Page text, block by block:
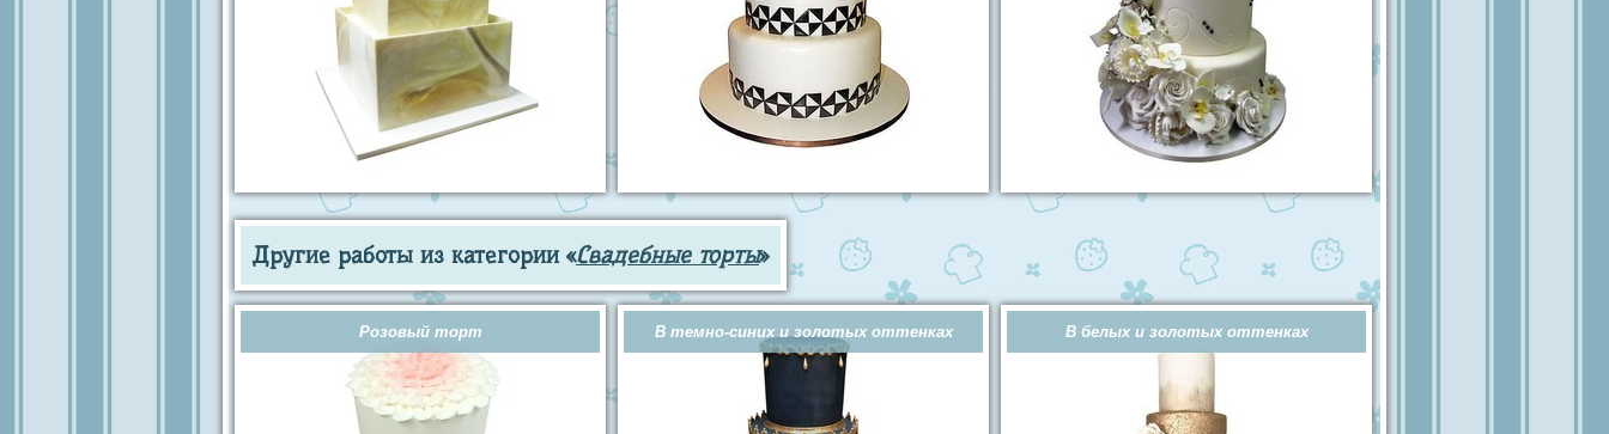
Другие работы из категории «Свадебные торты»
Розовый торт В темно-синих и золотых оттенках В белых и золотых оттенках